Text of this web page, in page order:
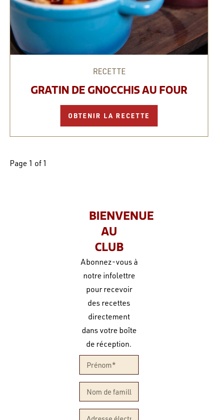
RECETTE
GRATIN DE GNOCCHIS AU FOUR
OBTENIR LA RECETTE
Page 1 of 1
BIENVENUE
AU
CLUB
Abonnez-vous à
notre infolettre
pour recevoir
des recettes
directement
dans votre boîte
de réception.